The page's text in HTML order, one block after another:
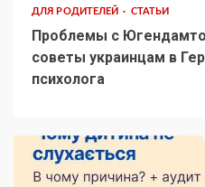
ДЛЯ РОДИТЕЛЕЙ СТАТЬИ
Проблемы с
советы украинцам в
психолога